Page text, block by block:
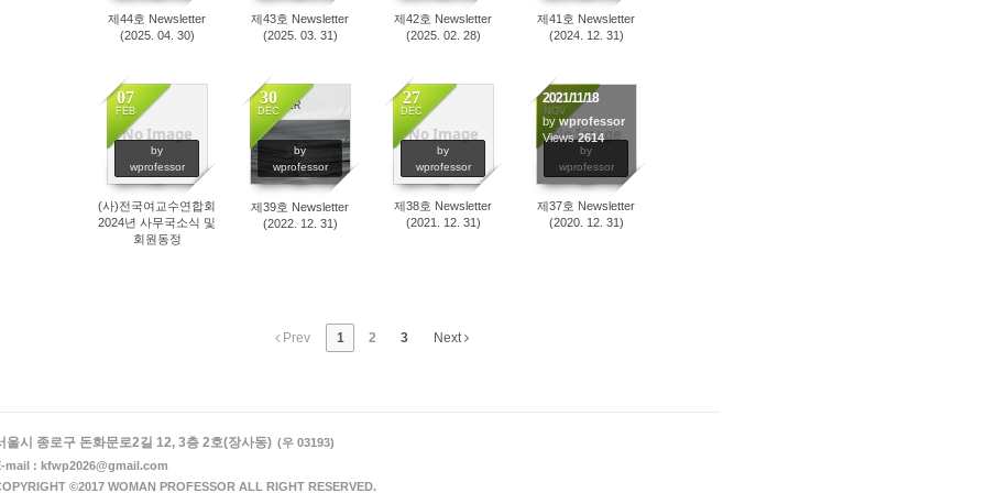
제44호 Newsletter
(2025. 04. 30)
제43호 Newsletter
(2025. 03. 31)
제42호 Newsletter
(2025. 02. 28)
제41호 Newsletter
(2024. 12. 31)
No Image
07
FEB
by
wprofessor
1168
(사)전국여교수연합회
2024년 사무국소식 및
회원동정
30
DEC
by
wprofessor
1117
제39호 Newsletter
(2022. 12. 31)
No Image
27
DEC
by
wprofessor
1091
제38호 Newsletter
(2021. 12. 31)
No Image
18
NOV
by
wprofessor
2021/11/18
by wprofessor
Views2614
제37호 Newsletter
(2020. 12. 31)
Prev 1 2 3 Next
울시 종로구 돈화문로2길 12, 3층 2호(장사동) (우 03193)
mail : kfwp2026@gmail.com
©2017 WOMAN PROFESSOR ALL RIGHT RESERVED.